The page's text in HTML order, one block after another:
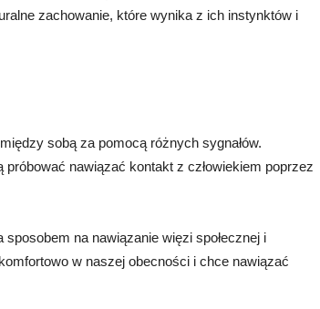
zachowanie, które wynika z ich instynktów i
sobą za pomocą różnych sygnałów.
nawiązać kontakt z człowiekiem poprzez
na nawiązanie więzi społecznej i
w naszej obecności i chce nawiązać